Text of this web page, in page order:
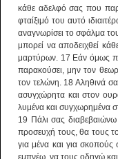
κάθε αδελφό σας που
φταίξιμό του αυτό
αναγνωρίσει το σφάλμα
μπορεί να αποδειχθεί
μαρτύρων. 17 Εάν όμως
παρακούσει, μην τον
τον τελώνη. 18 Αληθινά
ασυγχώρητα και στον
λυμένα και συγχωρημένα
19 Πάλι σας
προσευχή τους, θα τους
για μένα και για
εμπνέω, να τους οδηγώ